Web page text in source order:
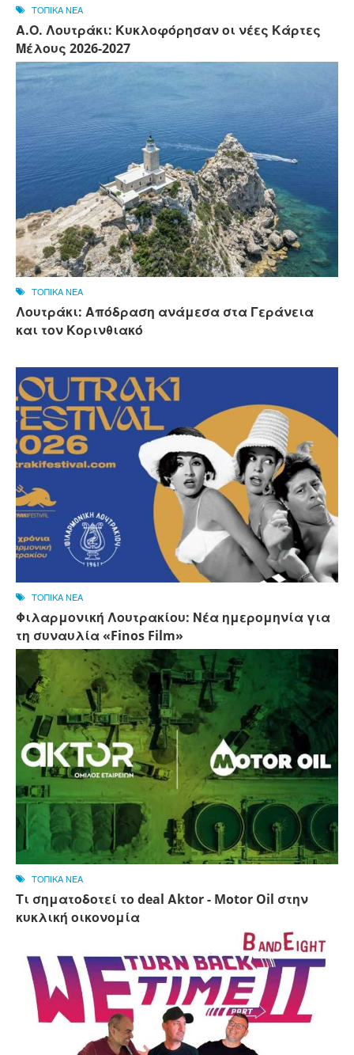
ΤΟΠΙΚΑ ΝΕΑ
Α.Ο. Λουτράκι: Κυκλοφόρησαν οι νέες Κάρτες
Μέλους 2026-2027
ΤΟΠΙΚΑ ΝΕΑ
Λουτράκι: Απόδραση ανάμεσα στα Γεράνεια
και τον Κορινθιακό
ΤΟΠΙΚΑ ΝΕΑ
Φιλαρμονική Λουτρακίου: Νέα ημερομηνία για
τη συναυλία «Finos Film»
ΤΟΠΙΚΑ ΝΕΑ
Τι σηματοδοτεί το deal Αktor - Motor Oil στην
κυκλική οικονομία